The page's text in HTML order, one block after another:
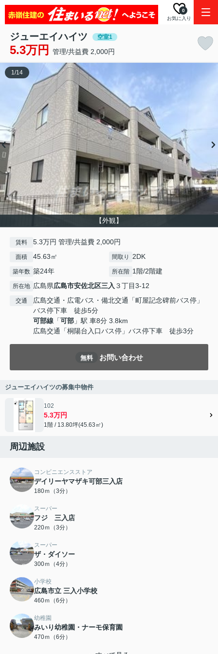
お気に入り
0
ジューエイハイツ 空室1
5.3万円 管理/共益費 2,000円
【外観】
1/14
賃料 5.3万円 管理/共益費 2,000円
面積 45.63㎡ 間取り 2DK
築年数 築24年 所在階 1階/2階建
所在地 広島県広島市安佐北区三入 ３丁目3-12
交通
広島交通・広電バス・備北交通「町屋記念碑前バス停」
バス停下車 徒歩5分
可部線 「可部 」駅 車8分 3.8km
広島交通「桐陽台入口バス停」バス停下車 徒歩3分
無料 お問い合わせ
ジューエイハイツの募集中物件
102
5.3万円
1階 / 13.80坪(45.63㎡)
周辺施設
コンビニエンスストア
デイリーヤマザキ可部三入店
180ｍ（3分）
スーパー
フジ 三入店
220ｍ（3分）
スーパー
ザ・ダイソー
300ｍ（4分）
小学校
広島市立 三入小学校
460ｍ（6分）
幼稚園
みいり幼稚園・ナーモ保育園
470ｍ（6分）